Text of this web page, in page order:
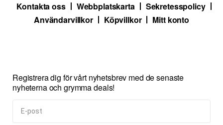
Kontakta oss Webbplatskarta
Sekretesspolicy
Användarvillkor
Köpvillkor Mitt konto
Registrera dig för vårt nyhetsbrev med de senaste
nyheterna och grymma deals!